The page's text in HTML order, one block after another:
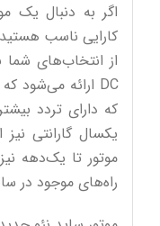
اگر به دنبال یک
کارایی ناسب
که دارای تردد
یکسال گارانتی
موتور تا یک‌دهه
راه‌های موجود در